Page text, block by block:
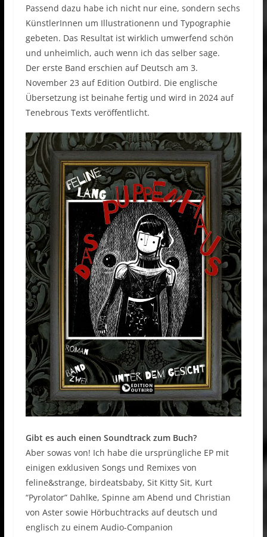
Passend dazu habe ich nicht nur eine, sondern sechs
KünstlerInnen um Illustrationenn und Typographie
gebeten. Das Resultat ist wirklich umwerfend schön
und unheimlich, auch wenn ich das selber sage.
Der erste Band erschien auf Deutsch am 3.
November 23 auf Edition Outbird. Die englische
Übersetzung ist beinahe fertig und wird in 2024 auf
Tenebrous Texts veröffentlicht.
Gibt es auch einen Soundtrack zum Buch?
Aber sowas von! Ich habe die ursprüngliche EP mit
einigen exklusiven Songs und Remixes von
feline&strange, birdeatsbaby, Sit Kitty Sit, Kurt
“Pyrolator” Dahlke, Spinne am Abend und Christian
von Aster sowie Hörbuchtracks auf deutsch und
englisch zu einem Audio-Companion